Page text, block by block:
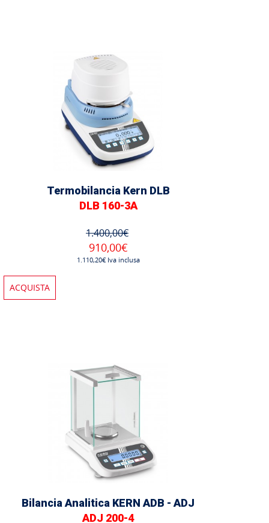
Termobilancia Kern DLB
DLB 160-3A
1.400,00€
910,00€
1.110,20€ Iva inclusa
ACQUISTA
Bilancia Analitica KERN ADB - ADJ
ADJ 200-4